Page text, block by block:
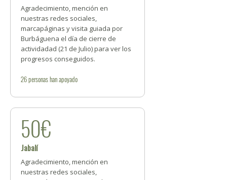
Agradecimiento, mención en
nuestras redes sociales,
marcapáginas y visita guiada por
Burbáguena el día de cierre de
actividadad (21 de Julio) para ver los
progresos conseguidos.
26personashan apoyado
50€
Jabalí
Agradecimiento, mención en
nuestras redes sociales,